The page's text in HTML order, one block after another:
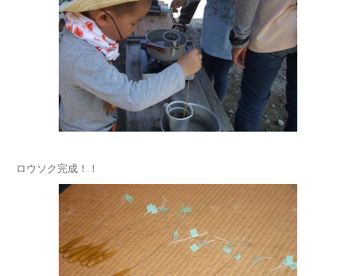
ロウソク完成！！